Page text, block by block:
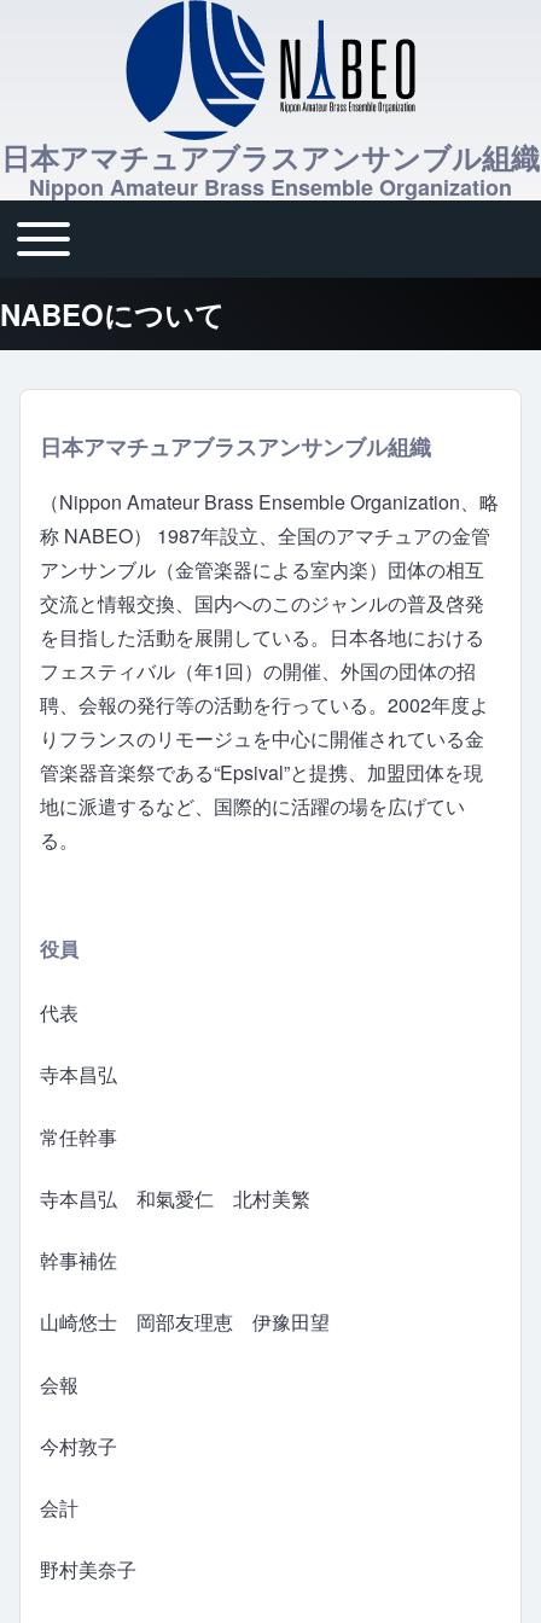
日本アマチュアブラスアンサンブル組織
Nippon Amateur Brass Ensemble Organization
メインナビゲーション
Toggle main menu
NABEOについて
日本アマチュアブラスアンサンブル組織
（Nippon Amateur Brass Ensemble Organization、略
称 NABEO） 1987年設立、全国のアマチュアの金管
アンサンブル（金管楽器による室内楽）団体の相互
交流と情報交換、国内へのこのジャンルの普及啓発
を目指した活動を展開している。日本各地における
フェスティバル（年1回）の開催、外国の団体の招
聘、会報の発行等の活動を行っている。2002年度よ
りフランスのリモージュを中心に開催されている金
管楽器音楽祭である“Epsival”と提携、加盟団体を現
地に派遣するなど、国際的に活躍の場を広げてい
る。
役員
代表
寺本昌弘
常任幹事
寺本昌弘 和氣愛仁 北村美繁
幹事補佐
山崎悠士 岡部友理恵 伊豫田望
会報
今村敦子
会計
野村美奈子